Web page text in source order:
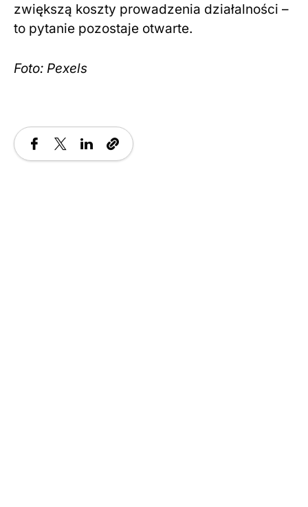
zwiększą koszty prowadzenia działalności –
to pytanie pozostaje otwarte.
Foto: Pexels